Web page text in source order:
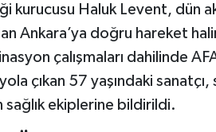
kurucusu Haluk Levent, dün
Ankara’ya doğru hareket
çalışmaları dahilinde
çıkan 57 yaşındaki
sağlık ekiplerine bildirildi.